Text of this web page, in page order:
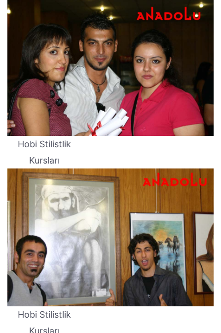
Hobi Stilistlik
Kursları
Hobi Stilistlik
Kursları